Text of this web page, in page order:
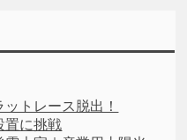
トレース脱出！
置に挑戦